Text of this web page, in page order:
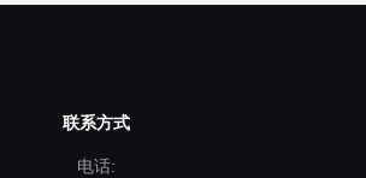
联系方式
电话: